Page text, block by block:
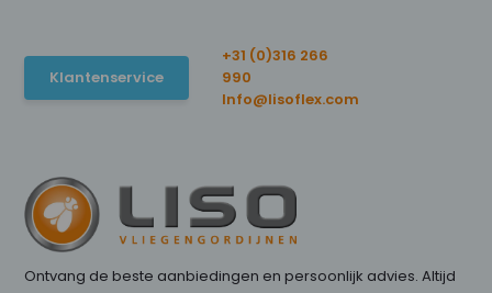
Klantenservice
+31 (0)316 266
990
Info@lisoflex.com
Ontvang de beste aanbiedingen en persoonlijk advies. Altijd